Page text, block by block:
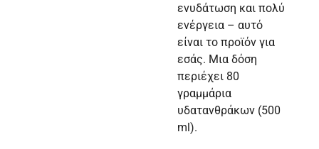
ενυδάτωση και πολύ
ενέργεια – αυτό
είναι το προϊόν για
εσάς. Μια δόση
περιέχει 80
γραμμάρια
υδατανθράκων (500
ml).